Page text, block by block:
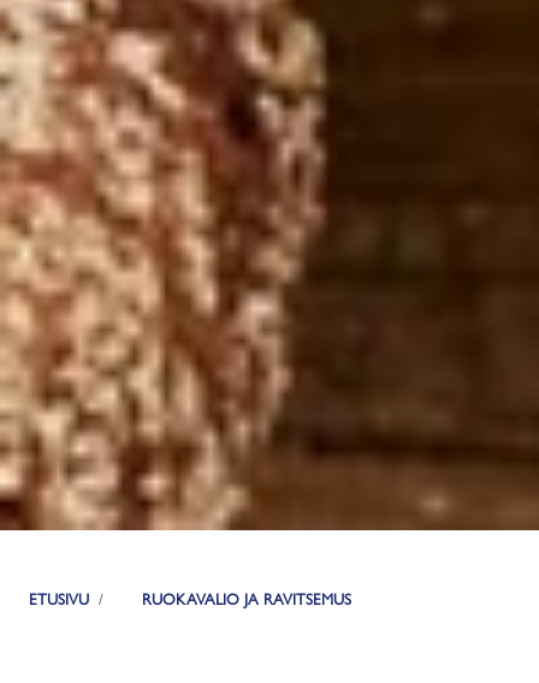
ETUSIVU RUOKAVALIO JA RAVITSEMUS